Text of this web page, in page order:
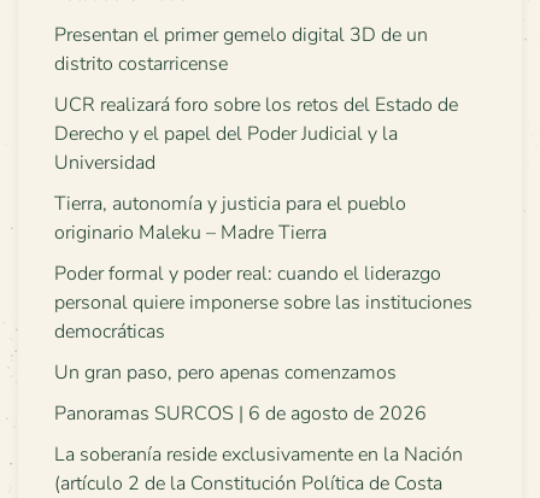
Presentan el primer gemelo digital 3D de un
distrito costarricense
UCR realizará foro sobre los retos del Estado de
Derecho y el papel del Poder Judicial y la
Universidad
Tierra, autonomía y justicia para el pueblo
originario Maleku – Madre Tierra
Poder formal y poder real: cuando el liderazgo
personal quiere imponerse sobre las instituciones
democráticas
Un gran paso, pero apenas comenzamos
Panoramas SURCOS | 6 de agosto de 2026
La soberanía reside exclusivamente en la Nación
(artículo 2 de la Constitución Política de Costa